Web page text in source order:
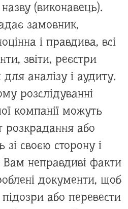
(виконавець).
замовник,
і правдива, всі
звіти, реєстри
аналізу і аудиту.
розслідуванні
компанії можуть
розкрадання або
зі своєю сторону і
неправдиві факти
документи, щоб
або перевести